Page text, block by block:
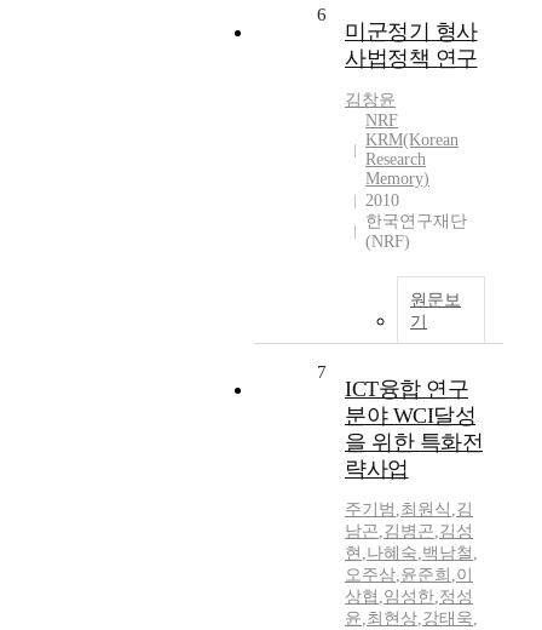
6
미군정기 형사
사법정책 연구
김창윤
NRF
KRM(Korean
Research
Memory)
2010
한국연구재단
(NRF)
원문보
기
7
ICT융합 연구
분야 WCI달성
을 위한 특화전
략사업
주기범 ,최원식 ,김
남곤,김병곤,김성
현 ,나혜숙,백남철 ,
오주삼,윤준희 ,이
상협 ,임성한,정성
윤,최현상,강태욱,